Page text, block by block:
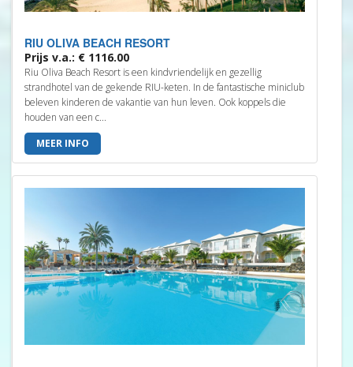
RIU OLIVA BEACH RESORT
Prijs v.a.: € 1116.00
Riu Oliva Beach Resort is een kindvriendelijk en gezellig
strandhotel van de gekende RIU-keten. In de fantastische miniclub
beleven kinderen de vakantie van hun leven. Ook koppels die
houden van een c...
MEER INFO